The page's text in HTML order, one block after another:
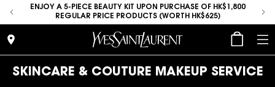
place
place
ENJOY A 5-PIECE BEAUTY KIT UPON PURCHASE OF HK$1,800
REGULAR PRICE PRODUCTS (WORTH HK$625)
SKINCARE & COUTURE MAKEUP SERVICE